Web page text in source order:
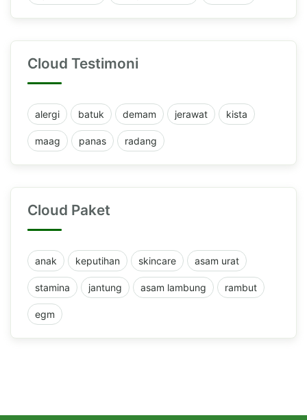
Cloud Testimoni
alergi batuk demam jerawat kista
maag panas radang
Cloud Paket
anak keputihan skincare asam urat
stamina jantung asam lambung rambut
egm